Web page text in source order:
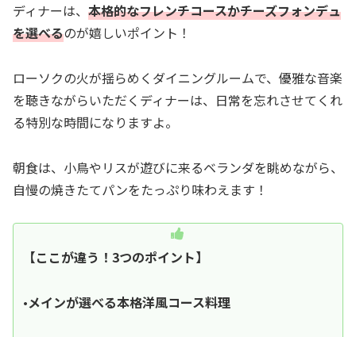
ディナーは、 本格的なフレンチコースかチーズフォンデュ
を選べるのが嬉しいポイント！
ローソクの火が揺らめくダイニングルームで、優雅な音楽
を聴きながらいただくディナーは、日常を忘れさせてくれ
る特別な時間になりますよ。
朝食は、小鳥やリスが遊びに来るベランダを眺めながら、
自慢の焼きたてパンをたっぷり味わえます！
【ここが違う！3つのポイント】
•メインが選べる本格洋風コース料理